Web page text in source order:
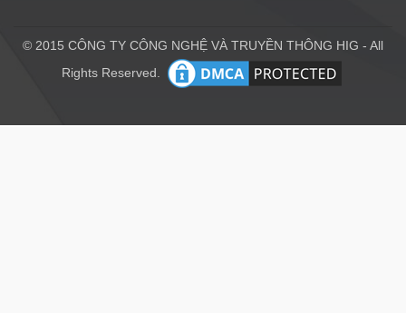
© 2015 CÔNG TY CÔNG NGHỆ VÀ TRUYỀN THÔNG HIG - All
Rights Reserved.